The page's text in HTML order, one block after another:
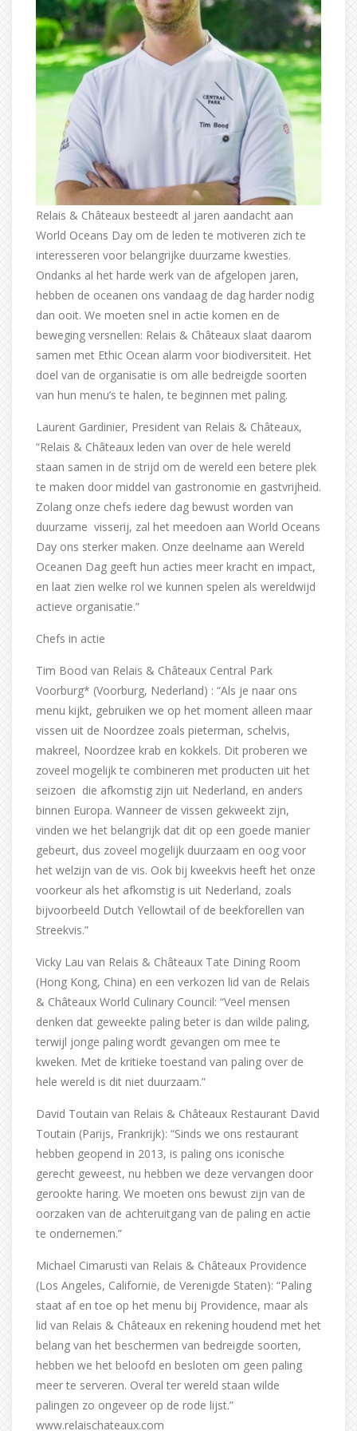
Relais & Châteaux besteedt al jaren aandacht aan
World Oceans Day om de leden te motiveren zich te
interesseren voor belangrijke duurzame kwesties.
Ondanks al het harde werk van de afgelopen jaren,
hebben de oceanen ons vandaag de dag harder nodig
dan ooit. We moeten snel in actie komen en de
beweging versnellen: Relais & Châteaux slaat daarom
samen met Ethic Ocean alarm voor biodiversiteit. Het
doel van de organisatie is om alle bedreigde soorten
van hun menu’s te halen, te beginnen met paling.
Laurent Gardinier, President van Relais & Châteaux,
“Relais & Châteaux leden van over de hele wereld
staan samen in de strijd om de wereld een betere plek
te maken door middel van gastronomie en gastvrijheid.
Zolang onze chefs iedere dag bewust worden van
duurzame visserij, zal het meedoen aan World Oceans
Day ons sterker maken. Onze deelname aan Wereld
Oceanen Dag geeft hun acties meer kracht en impact,
en laat zien welke rol we kunnen spelen als wereldwijd
actieve organisatie.”
Chefs in actie
Tim Bood van Relais & Châteaux Central Park
Voorburg* (Voorburg, Nederland) : “Als je naar ons
menu kijkt, gebruiken we op het moment alleen maar
vissen uit de Noordzee zoals pieterman, schelvis,
makreel, Noordzee krab en kokkels. Dit proberen we
zoveel mogelijk te combineren met producten uit het
seizoen die afkomstig zijn uit Nederland, en anders
binnen Europa. Wanneer de vissen gekweekt zijn,
vinden we het belangrijk dat dit op een goede manier
gebeurt, dus zoveel mogelijk duurzaam en oog voor
het welzijn van de vis. Ook bij kweekvis heeft het onze
voorkeur als het afkomstig is uit Nederland, zoals
bijvoorbeeld Dutch Yellowtail of de beekforellen van
Streekvis.”
Vicky Lau van Relais & Châteaux Tate Dining Room
(Hong Kong, China) en een verkozen lid van de Relais
& Châteaux World Culinary Council: “Veel mensen
denken dat geweekte paling beter is dan wilde paling,
terwijl jonge paling wordt gevangen om mee te
kweken. Met de kritieke toestand van paling over de
hele wereld is dit niet duurzaam.”
David Toutain van Relais & Châteaux Restaurant David
Toutain (Parijs, Frankrijk): “Sinds we ons restaurant
hebben geopend in 2013, is paling ons iconische
gerecht geweest, nu hebben we deze vervangen door
gerookte haring. We moeten ons bewust zijn van de
oorzaken van de achteruitgang van de paling en actie
te ondernemen.”
Michael Cimarusti van Relais & Châteaux Providence
(Los Angeles, Californië, de Verenigde Staten): “Paling
staat af en toe op het menu bij Providence, maar als
lid van Relais & Châteaux en rekening houdend met het
belang van het beschermen van bedreigde soorten,
hebben we het beloofd en besloten om geen paling
meer te serveren. Overal ter wereld staan wilde
palingen zo ongeveer op de rode lijst.”
www.relaischateaux.com